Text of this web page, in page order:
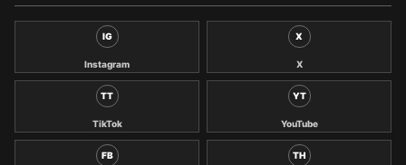
IG
Instagram
X
X
TT
TikTok
YT
YouTube
FB TH